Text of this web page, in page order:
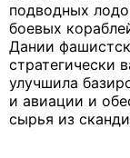
подводных
боевых
Дании
стратегически
улучшила
и авиации и
сырья из